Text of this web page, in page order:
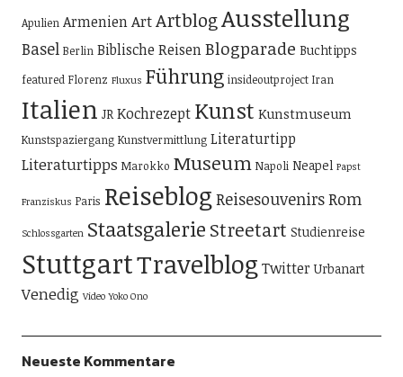
Apulien ArmenienArtArtblogAusstellung
Basel Berlin Biblische ReisenBlogparade Buchtipps
featured Florenz Fluxus Führung insideoutproject Iran
Italien JR Kochrezept Kunst Kunstmuseum
Kunstspaziergang Kunstvermittlung Literaturtipp
Literaturtipps Marokko Museum Napoli Neapel Papst
Franziskus Paris Reiseblog ReisesouvenirsRom
Schlossgarten Staatsgalerie Streetart Studienreise
StuttgartTravelblog Twitter Urbanart
Venedig Video Yoko Ono
Neueste Kommentare